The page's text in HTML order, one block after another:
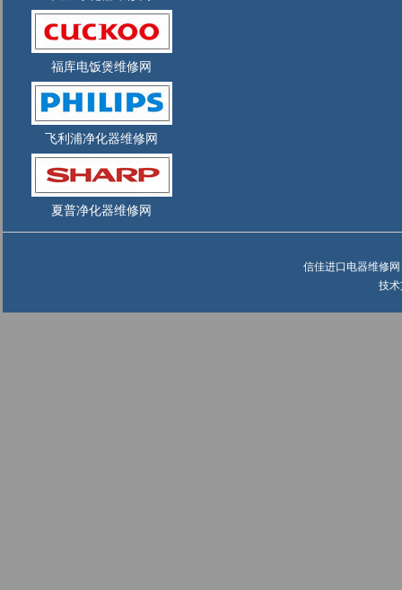
福库电饭煲维修网
飞利浦净化器维修网
夏普净化器维修网
信佳进口电器维修
技